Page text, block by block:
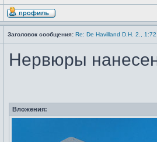
Заголовок сообщения: Re: De Havilland D.H. 2.,
Нервюры
Вложения: